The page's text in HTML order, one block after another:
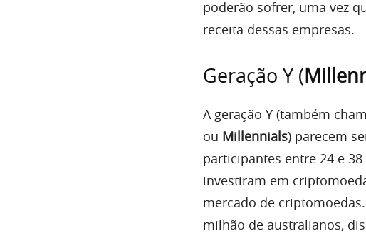
poderão sofrer, uma vez
receita dessas empresas.
Geração Y (
A geração Y (também
ou Millennials) parecem
participantes entre 24 e
investiram em
mercado de
milhão de australianos,